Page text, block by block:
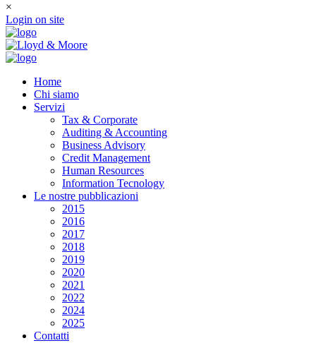
×
Login on site
Home
Chi siamo
Servizi
Tax & Corporate
Auditing & Accounting
Business Advisory
Credit Management
Human Resources
Information Tecnology
Le nostre pubblicazioni
2015
2016
2017
2018
2019
2020
2021
2022
2024
2025
Contatti